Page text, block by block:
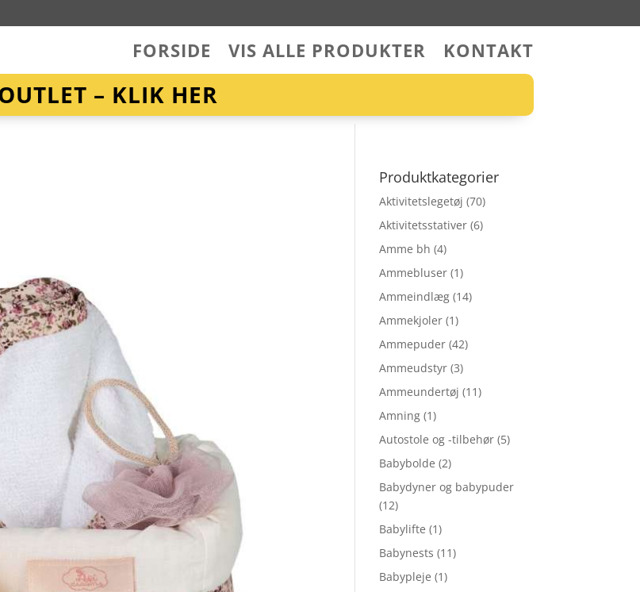
FORSIDE VIS ALLE PRODUKTER KONTAKT
– KLIK HER
Produktkategorier
Aktivitetslegetøj (70)
Aktivitetsstativer (6)
Amme bh (4)
Ammebluser (1)
Ammeindlæg (14)
Ammekjoler (1)
Ammepuder (42)
Ammeudstyr (3)
Ammeundertøj (11)
Amning (1)
Autostole og -tilbehør (5)
Babybolde (2)
Babydyner og babypuder
(12)
Babylifte (1)
Babynests (11)
Babypleje (1)